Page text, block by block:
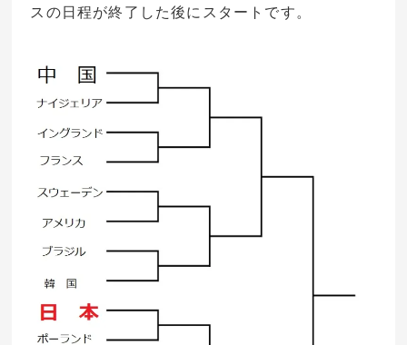
スの日程が終了した後にスタートです。